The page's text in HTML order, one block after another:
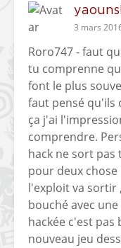
3 mars
Roro747 - faut
tu comprenne
font le plus
faut pensé qu'ils
ça j'ai
comprendre.
hack ne sort
pour deux
l'exploit va sortir
bouché avec
hackée c'est
nouveau jeu